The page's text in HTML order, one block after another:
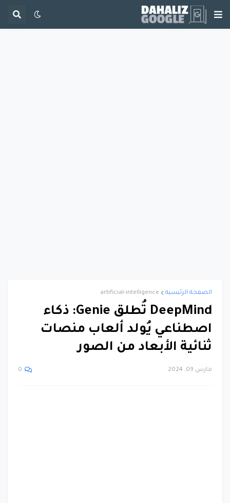
الصفحة الرئيسية artificial-intelligence
DeepMind تُطلق Genie: ذكاء
اصطناعي يُولد ألعاب منصات
ثنائية الأبعاد من الصور
مارس 09, 2024 0